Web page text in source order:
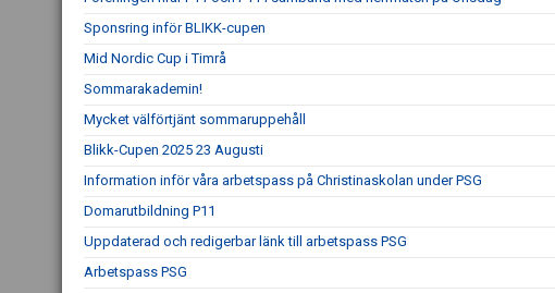
Sponsring inför BLIKK-cupen
Mid Nordic Cup i Timrå
Sommarakademin!
Mycket välförtjänt sommaruppehåll
Blikk-Cupen 2025 23 Augusti
Information inför våra arbetspass på Christinaskolan under PSG
Domarutbildning P11
Uppdaterad och redigerbar länk till arbetspass PSG
Arbetspass PSG